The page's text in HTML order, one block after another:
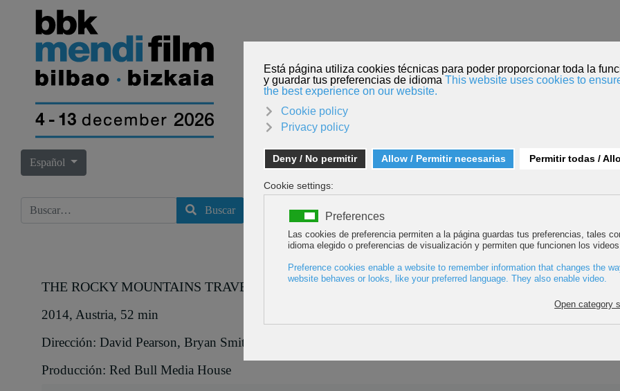
INICIO INSCRIPCIÓN PELÍCULAS MENDI TOUR KORDADA
Seleccione su idioma
Español
Buscar Buscar
THE ROCKY MOUNTAINS TRAVERSE
2014, Austria, 52 min
Dirección: David Pearson, Bryan Smith
Producción: Red Bull Media House